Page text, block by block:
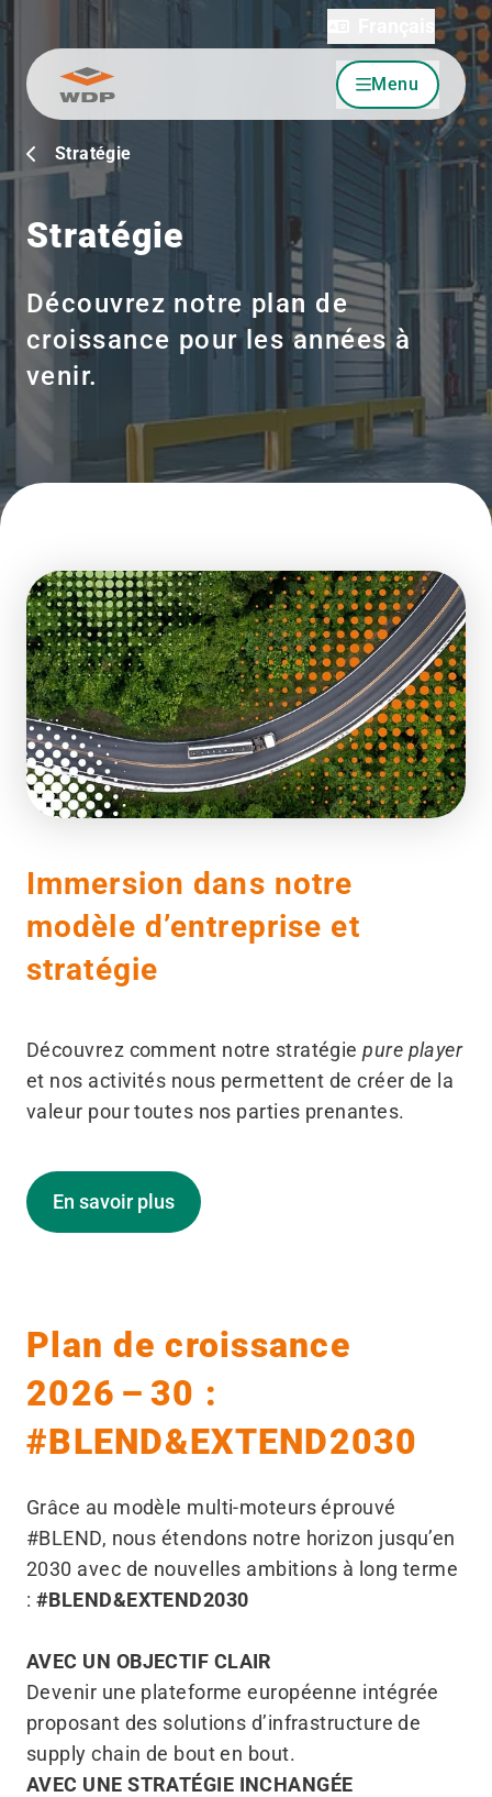
Allez au contenu Menu
Stratégie
Stratégie
Découvrez notre plan de
croissance pour les années à
venir.
Immersion dans notre
modèle d’entreprise et
stratégie
Découvrez comment notre stratégiepure player
et nos activités nous permettent de créer de la
valeur pour toutes nos parties prenantes.
En savoir plus
Plan de croissance
2026 – 30 :
#BLEND&EXTEND2030
Grâce au modèle multi-moteurs éprouvé
#BLEND, nous étendons notre horizon jusqu’en
2030 avec de nouvelles ambitions à long terme
: #BLEND&EXTEND2030
AVEC UN OBJECTIF CLAIR
Devenir une plateforme européenne intégrée
proposant des solutions d’infrastructure de
supply chain de bout en bout.
AVEC UNE STRATÉGIE INCHANGÉE